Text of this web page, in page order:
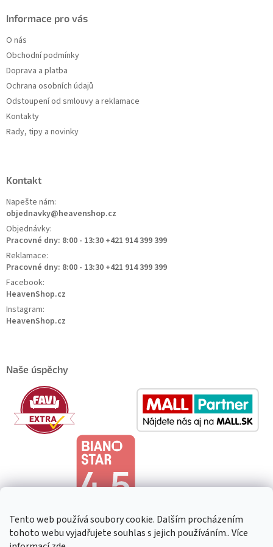
Tento web používá soubory cookie. Dalším procházením
tohoto webu vyjadřujete souhlas s jejich používáním.. Více
Informace pro vás
O nás
Obchodní podmínky
Doprava a platba
Ochrana osobních údajů
Odstoupení od smlouvy a reklamace
Kontakty
Rady, tipy a novinky
Kontakt
Napešte nám:
objednavky@heavenshop.cz
Objednávky:
Pracovné dny: 8:00 - 13:30 +421 914 399 399
Reklamace:
Pracovné dny: 8:00 - 13:30 +421 914 399 399
Facebook:
HeavenShop.cz
Instagram:
HeavenShop.cz
Naše úspěchy